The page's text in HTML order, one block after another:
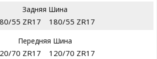
Задняя Шина
55 ZR17 180/55 ZR17
Передняя Шина
70 ZR17 120/70 ZR17